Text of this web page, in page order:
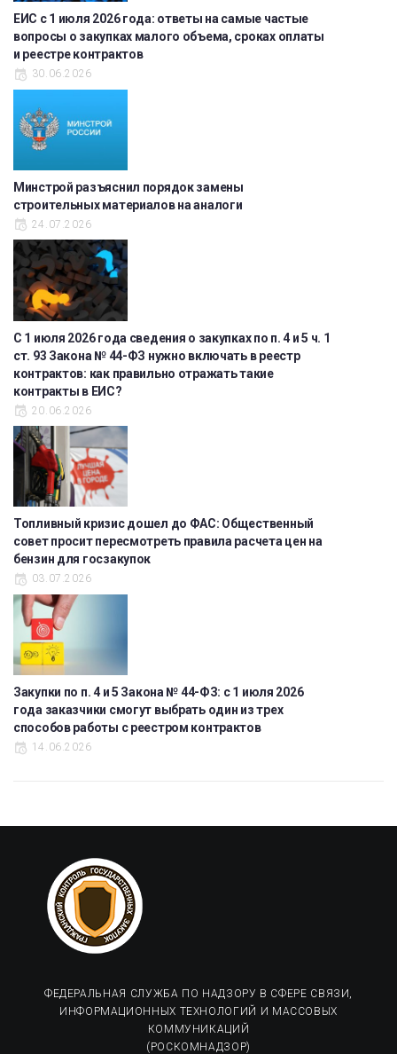
ЕИС с 1 июля 2026 года: ответы на самые частые
вопросы о закупках малого объема, сроках оплаты
и реестре контрактов
30.06.2026
Минстрой разъяснил порядок замены
строительных материалов на аналоги
24.07.2026
С 1 июля 2026 года сведения о закупках по п. 4 и 5 ч. 1
ст. 93 Закона № 44-ФЗ нужно включать в реестр
контрактов: как правильно отражать такие
контракты в ЕИС?
20.06.2026
Топливный кризис дошел до ФАС: Общественный
совет просит пересмотреть правила расчета цен на
бензин для госзакупок
03.07.2026
Закупки по п. 4 и 5 Закона № 44-ФЗ: с 1 июля 2026
года заказчики смогут выбрать один из трех
способов работы с реестром контрактов
14.06.2026
ФЕДЕРАЛЬНАЯ СЛУЖБА ПО НАДЗОРУ В СФЕРЕ СВЯЗИ,
ИНФОРМАЦИОННЫХ ТЕХНОЛОГИЙ И МАССОВЫХ
КОММУНИКАЦИЙ
(РОСКОМНАДЗОР)